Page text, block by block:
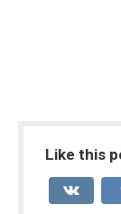
Like this